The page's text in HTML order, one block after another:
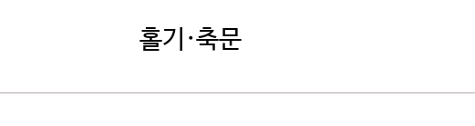
홀기·축문